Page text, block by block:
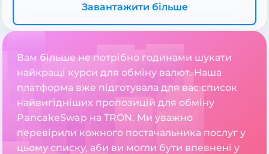
Завантажити більше
Вам більше не потрібно годинами шукати
найкращі курси для обміну валют. Наша
платформа вже підготувала для вас список
найвигідніших пропозицій для обміну
PancakeSwap на TRON. Ми уважно
перевірили кожного постачальника послуг у
цьому списку, аби ви могли бути впевнені у